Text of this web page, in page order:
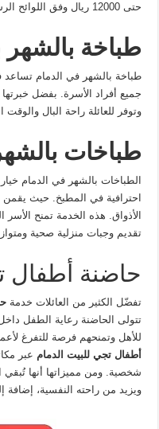
حتى 12000 ريال وفق اللوائح الرسمية في المملكة
طباخة بالشهر
طباخة بالشهر في الدمام
جميع أفراد الأسرة. بفضل
وتوفر للعائلة راحة البال
طباخات
الطباخات بالشهر في الدمام
احترافية في المطبخ. حيث
الأذواق. هذه الخدمة تمنح
تقديم وجبات منزلية صحية
حاضنة أطفال
تفضّل الكثير من العائلات خدمة
تتولى الحاضنة رعاية الطفل
للأهل وتمنحهم فرصة للتفرغ
أطفال تجي للبيت الدمام عبر
شخصية. ومن مميزاتها أنها تُبقي
ويزيد من راحته النفسية، إضافة